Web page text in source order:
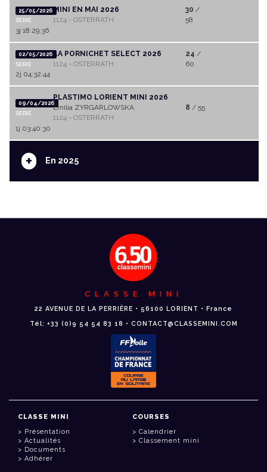
25/05/2026
SERIE
MINI EN MAI 2026
1124 - OSTERRATH
30 /
58
3j 18:29:36
02/05/2026
SERIE
LA PORNICHET SELECT 2026
1124 - OSTERRATH
24 /
60
2j 04:32:44
09/04/2026
SERIE
PLASTIMO LORIENT MINI 2026
Emilia ZYRGARLOWSKA
1124 - OSTERRATH
8 / 55
1j 03:40:30
+ En 2025
CLASSE MINI
22 AVENUE DE LA PERRIÈRE • 56100 LORIENT • France
Tél: +33 (0)9 54 54 83 18 • CONTACT@CLASSEMINI.COM
CLASSE MINI
Présentation
Actualités
Documents
Adhérer
COURSES
Calendrier
Classement mini